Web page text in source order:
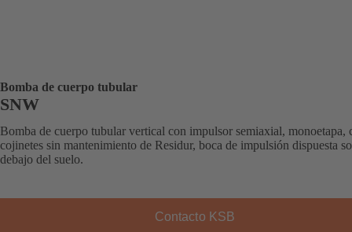
Bomba de cuerpo tubular
SNW
Bomba de cuerpo tubular vertical con impulsor semiaxial, monoetapa,
cojinetes sin mantenimiento de Residur, boca de impulsión dispuesta
debajo del suelo.
Contacto KSB